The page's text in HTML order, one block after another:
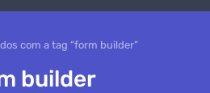
com a tag “form builder”
builder